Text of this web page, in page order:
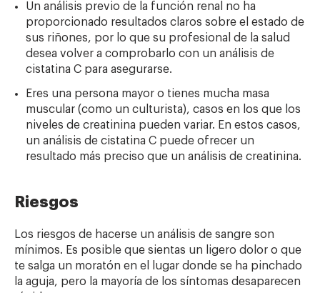
Un análisis previo de la función renal no ha
proporcionado resultados claros sobre el estado de
sus riñones, por lo que su profesional de la salud
desea volver a comprobarlo con un análisis de
cistatina C para asegurarse.
Eres una persona mayor o tienes mucha masa
muscular (como un culturista), casos en los que los
niveles de creatinina pueden variar. En estos casos,
un análisis de cistatina C puede ofrecer un
resultado más preciso que un análisis de creatinina.
Riesgos
Los riesgos de hacerse un análisis de sangre son
mínimos. Es posible que sientas un ligero dolor o que
te salga un moratón en el lugar donde se ha pinchado
la aguja, pero la mayoría de los síntomas desaparecen